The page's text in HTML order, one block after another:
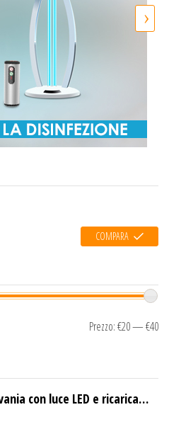
›
COMPARA
Prezzo:€20—€40
con luce LED e ricarica